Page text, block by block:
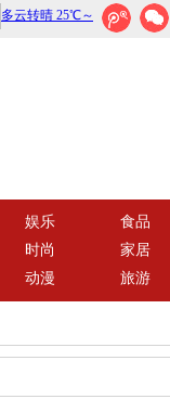
娱乐
食品
时尚
家居
动漫 旅游